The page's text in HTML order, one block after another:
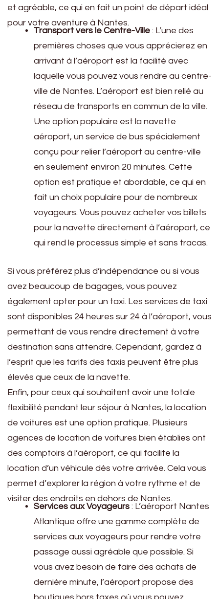
et agréable, ce qui en fait un point de départ idéal
pour votre aventure à Nantes.
Transport vers le Centre-Ville : L’une des
premières choses que vous apprécierez en
arrivant à l’aéroport est la facilité avec
laquelle vous pouvez vous rendre au centre-
ville de Nantes. L’aéroport est bien relié au
réseau de transports en commun de la ville.
Une option populaire est la navette
aéroport, un service de bus spécialement
conçu pour relier l’aéroport au centre-ville
en seulement environ 20 minutes. Cette
option est pratique et abordable, ce qui en
fait un choix populaire pour de nombreux
voyageurs. Vous pouvez acheter vos billets
pour la navette directement à l’aéroport, ce
qui rend le processus simple et sans tracas.
Si vous préférez plus d’indépendance ou si vous
avez beaucoup de bagages, vous pouvez
également opter pour un taxi. Les services de taxi
sont disponibles 24 heures sur 24 à l’aéroport, vous
permettant de vous rendre directement à votre
destination sans attendre. Cependant, gardez à
l’esprit que les tarifs des taxis peuvent être plus
élevés que ceux de la navette.
Enfin, pour ceux qui souhaitent avoir une totale
flexibilité pendant leur séjour à Nantes, la location
de voitures est une option pratique. Plusieurs
agences de location de voitures bien établies ont
des comptoirs à l’aéroport, ce qui facilite la
location d’un véhicule dès votre arrivée. Cela vous
permet d’explorer la région à votre rythme et de
visiter des endroits en dehors de Nantes.
Services aux Voyageurs : L’aéroport Nantes
Atlantique offre une gamme complète de
services aux voyageurs pour rendre votre
passage aussi agréable que possible. Si
vous avez besoin de faire des achats de
dernière minute, l’aéroport propose des